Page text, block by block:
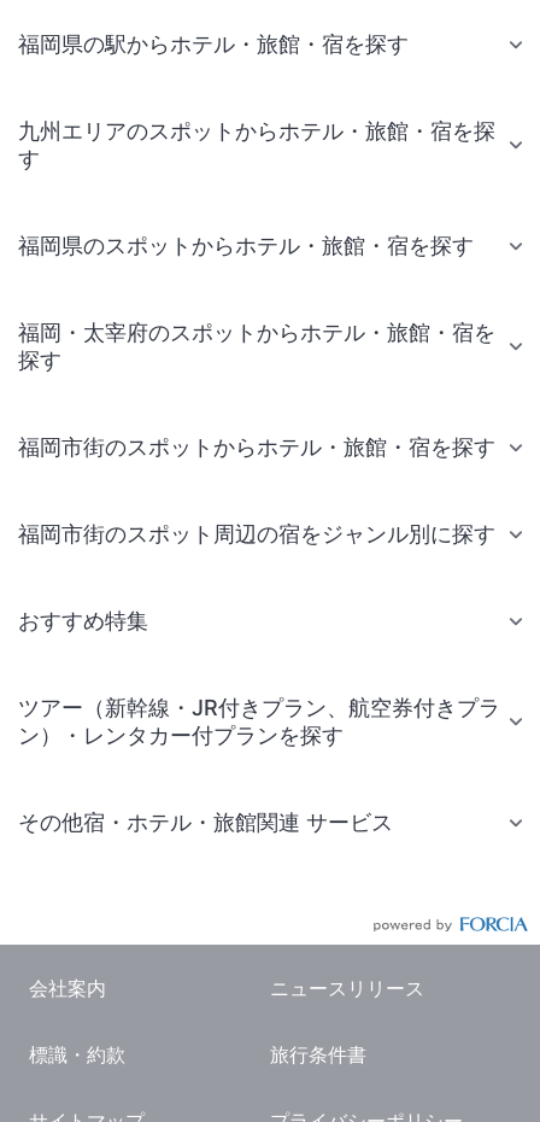
福岡県の駅からホテル・旅館・宿を探す
九州エリアのスポットからホテル・旅館・宿を探
す
福岡県のスポットからホテル・旅館・宿を探す
福岡・太宰府のスポットからホテル・旅館・宿を
探す
福岡市街のスポットからホテル・旅館・宿を探す
福岡市街のスポット周辺の宿をジャンル別に探す
おすすめ特集
ツアー（新幹線・JR付きプラン、航空券付きプラ
ン）・レンタカー付プランを探す
その他宿・ホテル・旅館関連 サービス
国内観光ガイド
旅行・観光情報
会社案内 ニュースリリース
標識・約款 旅行条件書